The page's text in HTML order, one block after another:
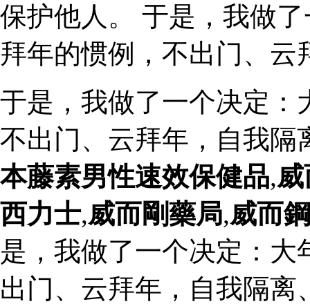
保护他人。 于是，我做
拜年的惯例，不出门、
于是，我做了一个决定：
不出门、云拜年，自我
本藤素男性速效保健品,
西力士,威而剛藥局,威而
是，我做了一个决定：
出门、云拜年，自我隔